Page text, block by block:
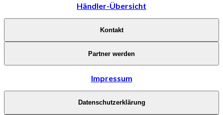
Händler-Übersicht
Kontakt
Partner werden
Impressum
Datenschutzerklärung